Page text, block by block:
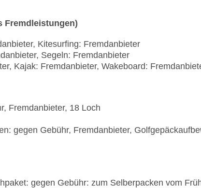
Fremdleistungen)
Kitesurfing: Fremdanbieter
Segeln: Fremdanbieter
Kajak: Fremdanbieter, Wakeboard:
Fremdanbieter, 18 Loch
gegen Gebühr, Fremdanbieter,
gegen Gebühr: zum Selberpacken vom